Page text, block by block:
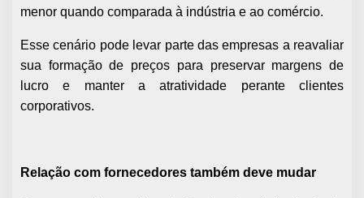
menor quando comparada à indústria e ao comércio.
Esse cenário pode levar parte das empresas a reavaliar
sua formação de preços para preservar margens de
lucro e manter a atratividade perante clientes
corporativos.
Relação com fornecedores também deve mudar